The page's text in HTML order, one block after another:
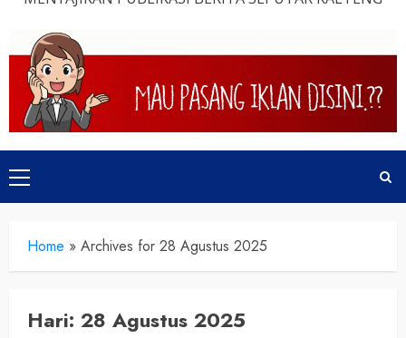
Primary
Menu
Home » Archives for 28 Agustus 2025
Hari: 28 Agustus 2025